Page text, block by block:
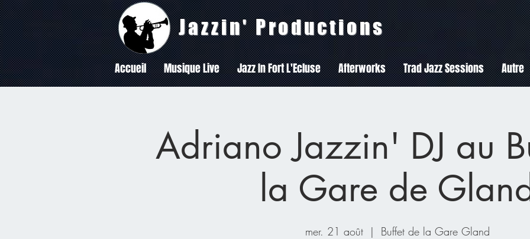
Jazzin' Productions
Accueil Musique Live Jazz In Fort L'Ecluse Afterworks Trad Jazz Sessions Autre
Adriano Jazzin' DJ au
la Gare de
mer. 21 août
  |
Buffet de la Gare Gland